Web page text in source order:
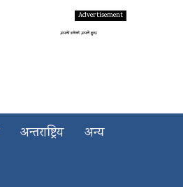
अन्तराष्ट्रिय अन्य